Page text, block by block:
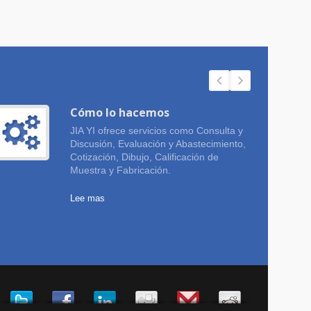
Cómo lo hacemos
JIA YI ofrece servicios como Consulta y
Discusión, Evaluación y Abastecimiento,
Cotización, Dibujo, Calificación de
Muestra y Fabricación.
Lee mas